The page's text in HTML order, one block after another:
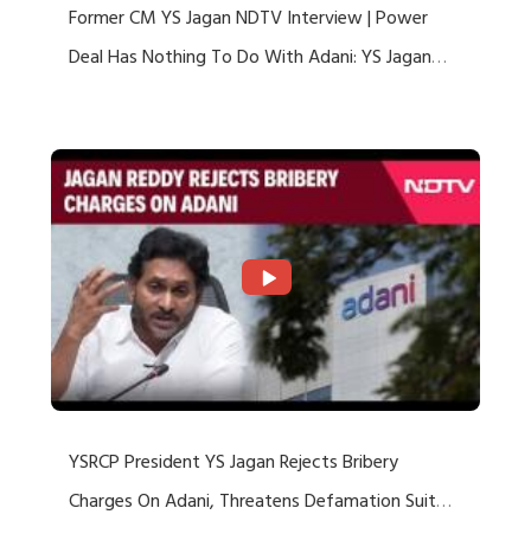
Former CM YS Jagan NDTV Interview | Power
Deal Has Nothing To Do With Adani: YS Jagan
YSRCP President YS Jagan Rejects Bribery
Charges On Adani, Threatens Defamation Suit